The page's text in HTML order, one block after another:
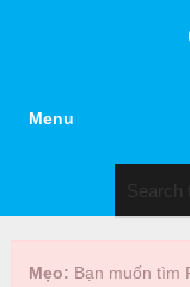
Menu
Mẹo: Bạn muốn tìm